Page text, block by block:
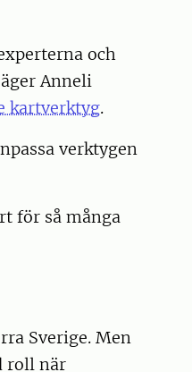
och
Anneli
kartverktyg.
verktygen
för så många
Sverige. Men
roll när